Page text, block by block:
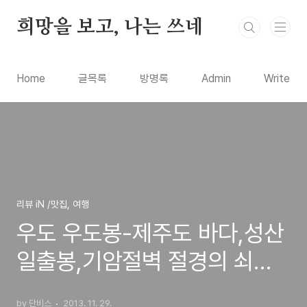
희망을 보고, 나는 쓰네
Home 글목록 방명록 Admin Write
리뷰 iN /맛집, 여행
우도 우도봉-제주도 바다,성산
일출봉,기암절벽 절경의 쇠머
by 단비스 2013. 11. 29.